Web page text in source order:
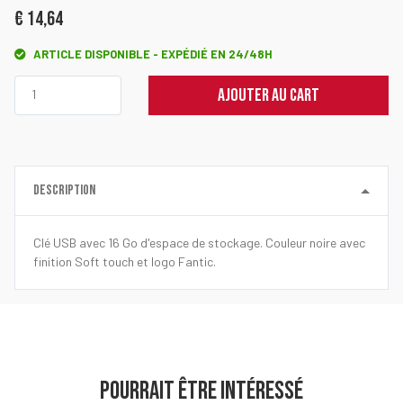
€ 14,64
ARTICLE DISPONIBLE - EXPÉDIÉ EN 24/48H
AJOUTER AU CART
DESCRIPTION
Clé USB avec 16 Go d'espace de stockage. Couleur noire avec
finition Soft touch et logo Fantic.
POURRAIT ÊTRE INTÉRESSÉ